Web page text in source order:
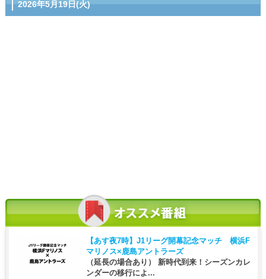
2026年5月19日(火)
【あす夜7時】 J1リーグ開幕記念マッチ 横浜F
マリノス×鹿島アントラーズ
（延長の場合あり） 新時代到来！シーズンカレ
ンダーの移行によ...